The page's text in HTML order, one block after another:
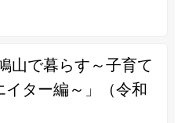
山で暮らす～子育て
イター編～」（令和